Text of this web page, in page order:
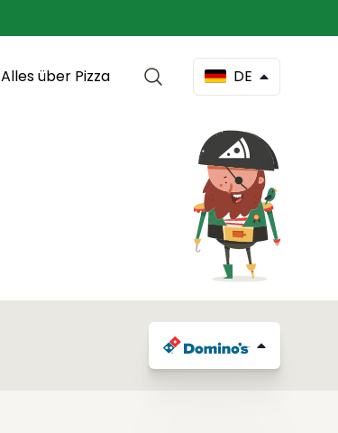
Alles über Pizza DE